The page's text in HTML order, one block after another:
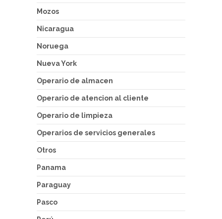
Mozos
Nicaragua
Noruega
Nueva York
Operario de almacen
Operario de atencion al cliente
Operario de limpieza
Operarios de servicios generales
Otros
Panama
Paraguay
Pasco